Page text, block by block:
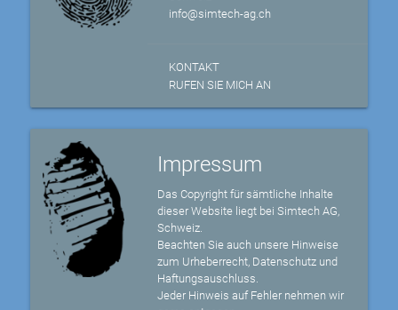
info@simtech-ag.ch
KONTAKT
RUFEN SIE MICH AN
Impressum
Das Copyright für sämtliche Inhalte
dieser Website liegt bei Simtech AG,
Schweiz.
Beachten Sie auch unsere Hinweise
zum Urheberrecht, Datenschutz und
Haftungsauschluss.
Jeder Hinweis auf Fehler nehmen wir